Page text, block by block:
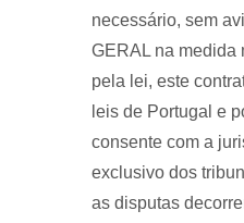
necessário, sem
GERAL na medida
pela lei, este
leis de Portugal e
consente com a
exclusivo dos
as disputas